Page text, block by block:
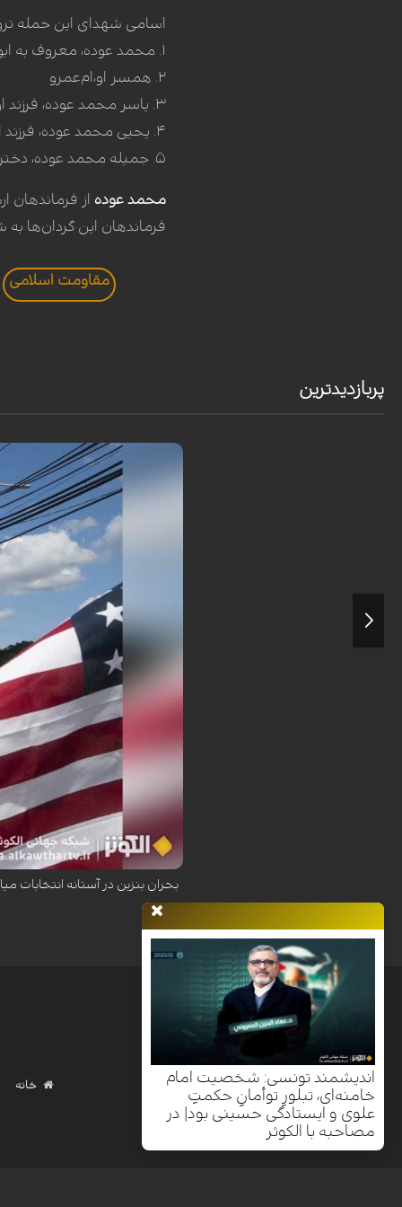
اسامی شهدای این حمله
۱. محمد عوده، معروف به ابوعمرو
۲. همسر او،‌ام‌عمرو
۳. یاسر محمد عوده، فرزند او
۴. یحیی محمد عوده، فرزند او
۵. جمیله محمد عوده، دختر او
محمد عوده از فرماندهان
فرماندهان این گردان‌ها
مقاومت اسلامی
پربازدیدترین
افزایش بی‌سابقه قیمت بنزین در پی
بحران بنزین در آستانه انتخابات
اندیشمند تونسی: شخصیت امام
خامنه‌ای، تبلورِ توأمانِ حکمتِ
علوی و ایستادگی حسینی بود| در
مصاحبه با الکوثر
خانه